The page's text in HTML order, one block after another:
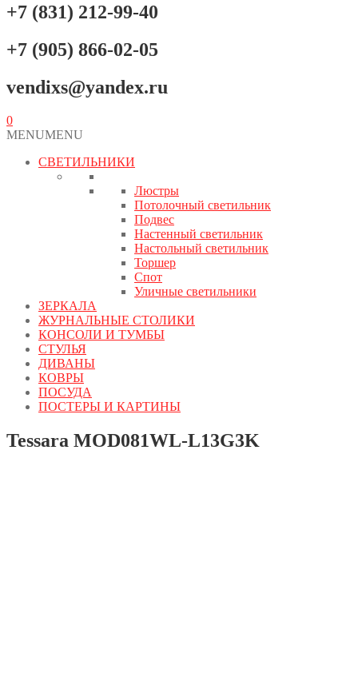
+7 (831) 212-99-40
+7 (905) 866-02-05
vendixs@yandex.ru
0
MENUMENU
СВЕТИЛЬНИКИ
Люстры
Потолочный светильник
Подвес
Настенный светильник
Настольный светильник
Торшер
Спот
Уличные светильники
ЗЕРКАЛА
ЖУРНАЛЬНЫЕ СТОЛИКИ
КОНСОЛИ И ТУМБЫ
СТУЛЬЯ
ДИВАНЫ
КОВРЫ
ПОСУДА
ПОСТЕРЫ И КАРТИНЫ
Tessara MOD081WL-L13G3K